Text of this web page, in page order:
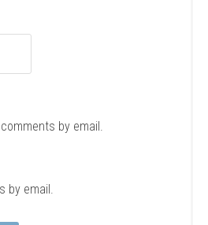
by email.
by email.